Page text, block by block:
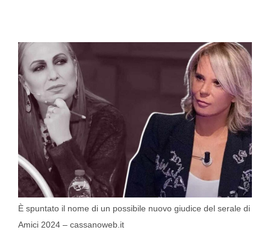
È spuntato il nome di un possibile nuovo giudice del serale di
Amici 2024 – cassanoweb.it